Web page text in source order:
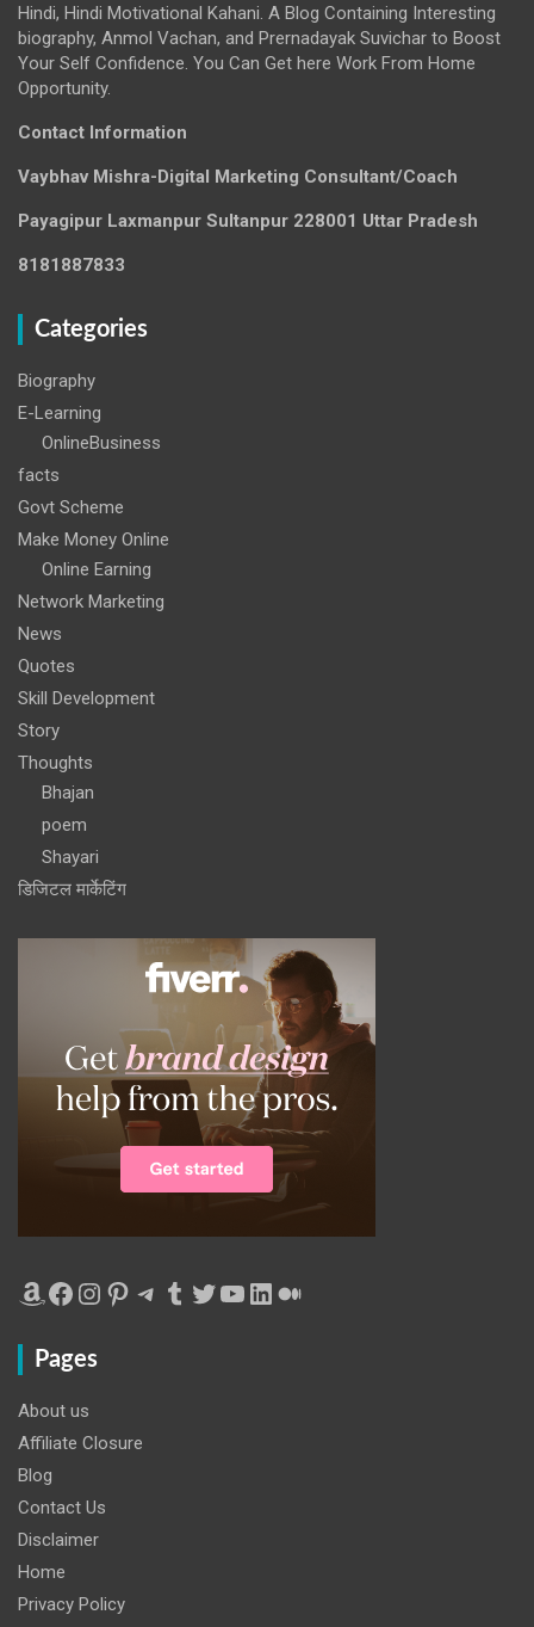
Hindi, Hindi Motivational Kahani. A Blog Containing Interesting
biography, Anmol Vachan, and Prernadayak Suvichar to Boost
Your Self Confidence. You Can Get here Work From Home
Opportunity.
Contact Information
Vaybhav Mishra-Digital Marketing Consultant/Coach
Payagipur Laxmanpur Sultanpur 228001 Uttar Pradesh
8181887833
Categories
Biography
E-Learning
OnlineBusiness
facts
Govt Scheme
Make Money Online
Online Earning
Network Marketing
News
Quotes
Skill Development
Story
Thoughts
Bhajan
poem
Shayari
डिजिटल मार्केटिंग
Amazon
Facebook
Instagram
Pinterest
Telegram
Tumblr
Twitter
YouTube
LinkedIn
Medium
Pages
About us
Affiliate Closure
Blog
Contact Us
Disclaimer
Home
Privacy Policy